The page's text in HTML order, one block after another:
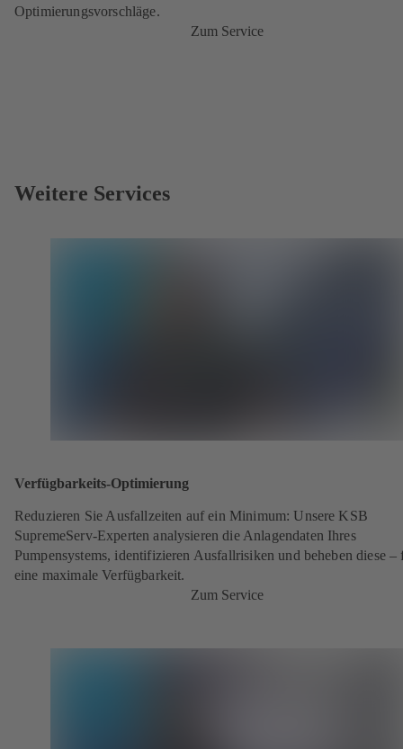
Optimierungsvorschläge.
Zum Service
Weitere Services
Verfügbarkeits-Optimierung
Reduzieren Sie Ausfallzeiten auf ein Minimum: Unsere KSB
SupremeServ-Experten analysieren die Anlagendaten Ihres
Pumpensystems, identifizieren Ausfallrisiken und beheben diese –
eine maximale Verfügbarkeit.
Zum Service